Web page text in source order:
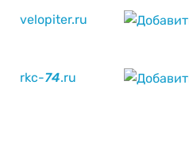
velopiter.ru
rkc-74.ru